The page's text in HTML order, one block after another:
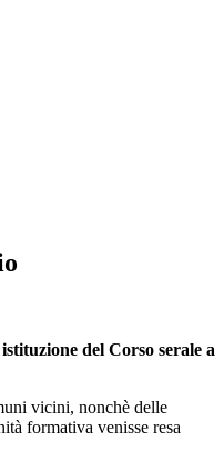
istituzione del Corso serale a
vicini, nonchè delle
formativa venisse resa